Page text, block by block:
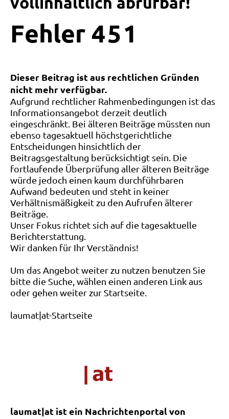
Fehler 4 5 1
Dieser Beitrag ist aus rechtlichen Gründen
nicht mehr verfügbar.
Aufgrund rechtlicher Rahmenbedingungen ist das
Informationsangebot derzeit deutlich
eingeschränkt. Bei älteren Beiträge müssten nun
ebenso tagesaktuell höchstgerichtliche
Entscheidungen hinsichtlich der
Beitragsgestaltung berücksichtigt sein. Die
fortlaufende Überprüfung aller älteren Beiträge
würde jedoch einen kaum durchführbaren
Aufwand bedeuten und steht in keiner
Verhältnismäßigkeit zu den Aufrufen älterer
Beiträge.
Unser Fokus richtet sich auf die tagesaktuelle
Berichterstattung.
Wir danken für Ihr Verständnis!
Um das Angebot weiter zu nutzen benutzen Sie
bitte die Suche, wählen einen anderen Link aus
oder gehen weiter zur Startseite.
laumat|at-Startseite
laumat|at ist ein Nachrichtenportal von